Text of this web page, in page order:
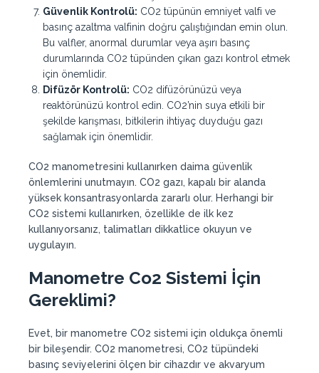
Güvenlik Kontrolü: CO2 tüpünün emniyet valfi ve
basınç azaltma valfinin doğru çalıştığından emin olun.
Bu valfler, anormal durumlar veya aşırı basınç
durumlarında CO2 tüpünden çıkan gazı kontrol etmek
için önemlidir.
Difüzör Kontrolü: CO2 difüzörünüzü veya
reaktörünüzü kontrol edin. CO2’nin suya etkili bir
şekilde karışması, bitkilerin ihtiyaç duyduğu gazı
sağlamak için önemlidir.
CO2 manometresini kullanırken daima güvenlik
önlemlerini unutmayın. CO2 gazı, kapalı bir alanda
yüksek konsantrasyonlarda zararlı olur. Herhangi bir
CO2 sistemi kullanırken, özellikle de ilk kez
kullanıyorsanız, talimatları dikkatlice okuyun ve
uygulayın.
Manometre Co2 Sistemi İçin
Gereklimi?
Evet, bir manometre CO2 sistemi için oldukça önemli
bir bileşendir. CO2 manometresi, CO2 tüpündeki
basınç seviyelerini ölçen bir cihazdır ve akvaryum